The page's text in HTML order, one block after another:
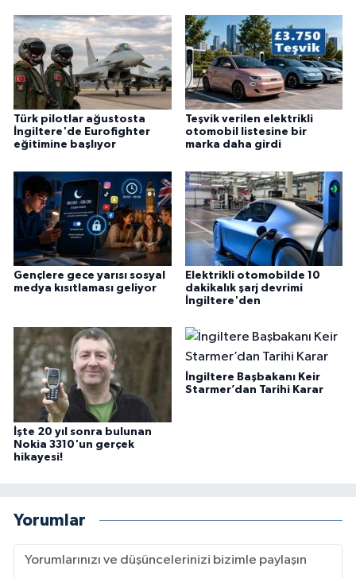
Türk pilotlar ağustosta
İngiltere'de Eurofighter
eğitimine başlıyor
Teşvik verilen elektrikli
otomobil listesine bir
marka daha girdi
Gençlere gece yarısı sosyal
medya kısıtlaması geliyor
Elektrikli otomobilde 10
dakikalık şarj devrimi
İngiltere'den
İşte 20 yıl sonra bulunan
Nokia 3310'un gerçek
hikayesi!
İngiltere Başbakanı Keir
Starmer’dan Tarihi Karar
Yorumlar